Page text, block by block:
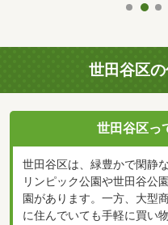
世田谷区
世田谷区っ
世田谷区は、緑豊かで閑静
リンピック公園や世田谷公
園があります。一方、大型
に住んでいても手軽に買い